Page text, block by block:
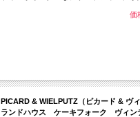
価
PICARD & WIELPUTZ（ピカード & ヴ
ランドハウス ケーキフォーク ヴィン